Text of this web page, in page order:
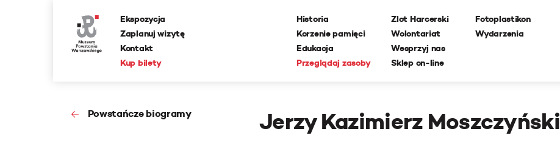
Ekspozycja
Zaplanuj wizytę
Kontakt
Kup bilety
Historia
Korzenie pamięci
Edukacja
Przeglądaj zasoby
Zlot Harcerski
Wolontariat
Wesprzyj nas
Sklep on-line
Fotoplastikon
Wydarzenia
Powstańcze biogramy Jerzy Kazimierz Moszczyński